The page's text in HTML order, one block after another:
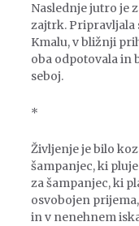
Naslednje jutro je
zajtrk. Pripravljala
Kmalu, v bližnji
oba odpotovala in
seboj.
*
Življenje je bilo
šampanjec, ki
za šampanjec, ki
osvobojen
in v nenehnem